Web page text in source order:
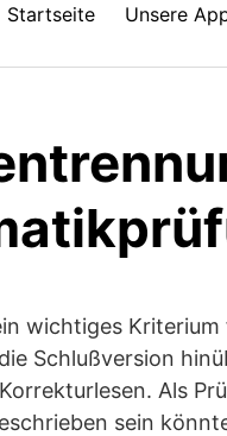
Startseite Unsere
wichtiges
Schlußversion
Als
sein